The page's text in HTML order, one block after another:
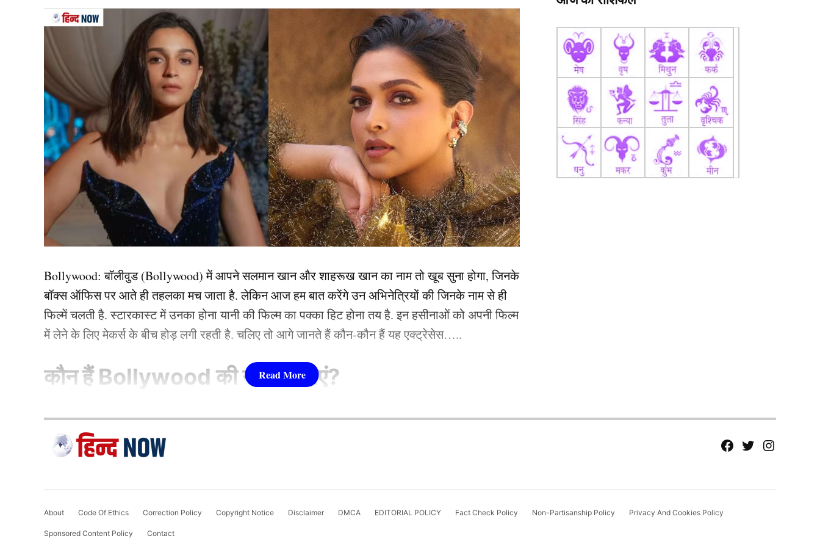
पाकिस्तान की इस हरकत पर अंतरराष्ट्रीय क्रिकेट परिषद ने भी गहरी चिंता जताई है और बोर्ड को दोबारा विचार
करने के लिए कहा है. वहीं, कपिल देव (Kapil Dev) का आगे कहना है कि अगर भारत-पाकिस्तान का मैच रद्द होगा
तो सबसे ज्यादा निराशा क्रिकेट प्रेमियों को होगा. वहीं, कपिल देव ने यह भी माना अगर पाकिस्तान ऐसी हरकत
करता रहा तो वह वक्त के साथ अपने प्रशंसकों का समर्थन खो सकता है.
कपिल देव ने आखिर में कहा ऐसे फैसलों की वजह से फैंस को दिल टूटता जरूर है लेकिन लोग भूल जाते हैं और आगे
बढ़ जाते हैं. लेकिन जो टीमें ऐसे बड़े मौके गंवाती हैं, असर उनपर पड़ता है. इतिहास भी ज्यादा देर तक इन बातों को
याद नहीं रखता है.
टी20 वर्ल्ड कप 2026 में कौन करेगा ओपनिंग संजू या ईशान ? कप्तान सूर्यकुमार यादव ने बताया नाम
PREETI BAISLA
Preeti Baisla is a content writer and editor at hindnow, where she has been crafting compelling digital
Bollywood:बॉलीवुड (Bollywood)में आपने सलमान खान और शाहरूख खान का नाम तो खूब सुना होगा, जिनके
बॉक्स ऑफिस पर आते ही तहलका मच जाता है. लेकिन आज हम बात करेंगे उन अभिनेत्रियों की जिनके नाम से ही
फिल्में चलती है. स्टारकास्ट में उनका होना यानी की फिल्म का पक्का हिट होना तय है. इन हसीनाओं को अपनी फिल्म
में लेने के लिए मेकर्स के बीच होड़ लगी रहती है. चलिए तो आगे जानते हैं कौन-कौन हैं यह एक्ट्रेसेस…..
कौन हैंBollywood की यह हसीनाएं?
1.दीपिका पादुकोण ( Deepika Padukone)
फिल्मों में ‘कॉकटेल’, ‘छपाक’, ‘पठान’, ‘जवान’ और ‘कल्कि 2898 AD’ भी शामिल है.
fb Tw tw
About Code Of Ethics Correction Policy Copyright Notice Disclaimer DMCA EDITORIAL POLICY Fact Check Policy Non-Partisanship Policy Privacy And Cookies Policy
Sponsored Content Policy Contact